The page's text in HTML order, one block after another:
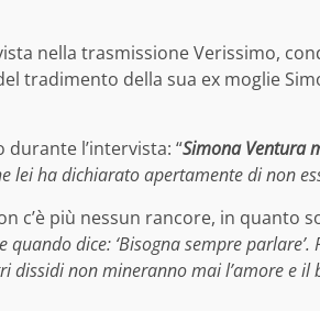
nella trasmissione Verissimo,
tradimento della sua ex moglie
durante l’intervista: “Simona Ventura
lei ha dichiarato apertamente di non
c’è più nessun rancore, in
quando dice: ‘Bisogna sempre
dissidi non mineranno mai l’amore e